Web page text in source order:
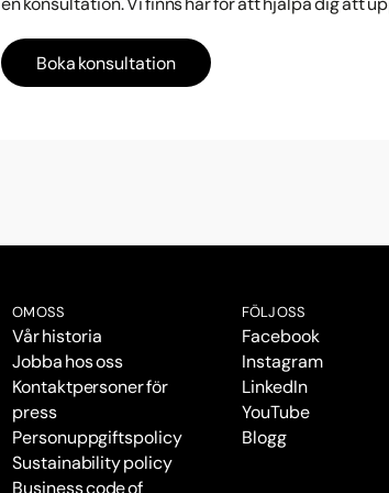
Boka konsultation
OM OSS
Vår historia
Jobba hos oss
Kontaktpersoner för
press
Personuppgiftspolicy
Sustainability policy
Business code of
FÖLJ OSS
Facebook
Instagram
LinkedIn
YouTube
Blogg